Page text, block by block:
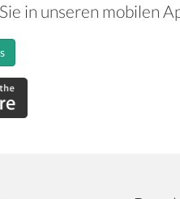
in unseren mobilen